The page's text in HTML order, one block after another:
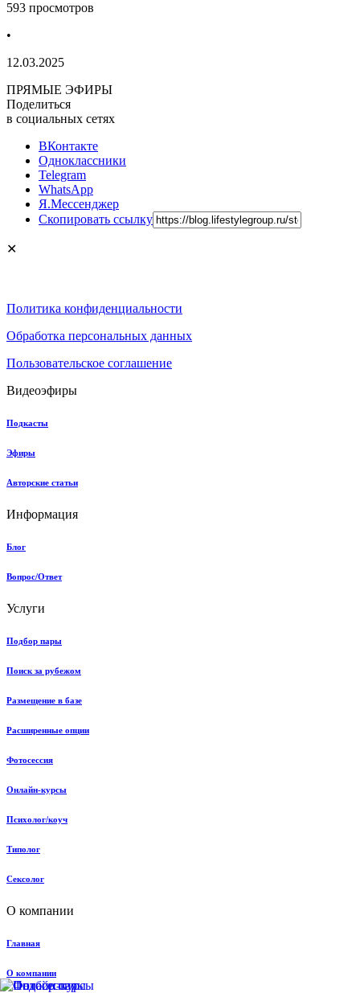
593 просмотров
•
12.03.2025
ПРЯМЫЕ ЭФИРЫ
Поделиться
в социальных сетях
ВКонтакте
Одноклассники
Telegram
WhatsApp
Я.Мессенджер
Скопировать ссылку
✕
Политика конфиденциальности
Обработка персональных данных
Пользовательское соглашение
Видеоэфиры
Подкасты
Эфиры
Авторские статьи
Информация
Блог
Вопрос/Ответ
Услуги
Подбор пары
Поиск за рубежом
Размещение в базе
Расширенные опции
Фотосессия
Онлайн-курсы
Психолог/коуч
Типолог
Сексолог
О компании
Главная
О компании